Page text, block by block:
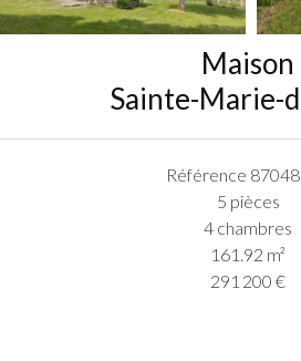
Maison
Sainte-Marie-
Référence
5 pièces
4 chambres
161.92 m²
291 200 €